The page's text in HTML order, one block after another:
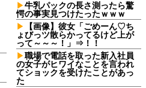
牛乳パックの長さ測ったら驚
愕の事実見つけたったｗｗｗ
【画像】彼女「ごめーん♡ち
ょびっツ散らかってるけど上が
って～～～！」⇒！！
職場で電話を取った新入社員
の女子がヒワイなことを言われ
てショックを受けたことがあっ
た